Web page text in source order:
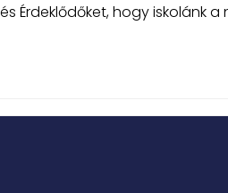
Érdeklődőket, hogy iskolánk